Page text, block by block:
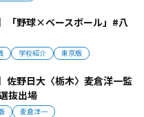
「野球×ベースボール」#八
学校紹介 東京版
佐野日大〈栃木〉麦倉洋一監
抜出場
麦倉洋一